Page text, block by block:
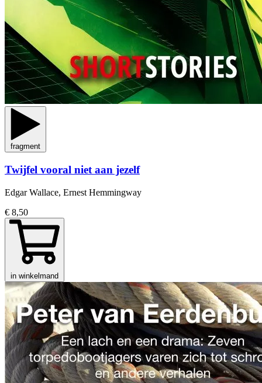
fragment
Twijfel vooral niet aan jezelf
Edgar Wallace, Ernest Hemmingway
€ 8,50
in winkelmand